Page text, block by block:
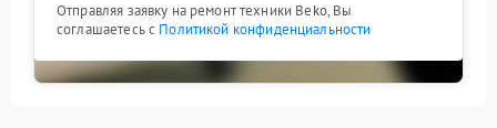
Отправляя заявку на ремонт техники Beko, Вы
соглашаетесь с Политикой конфиденциальности